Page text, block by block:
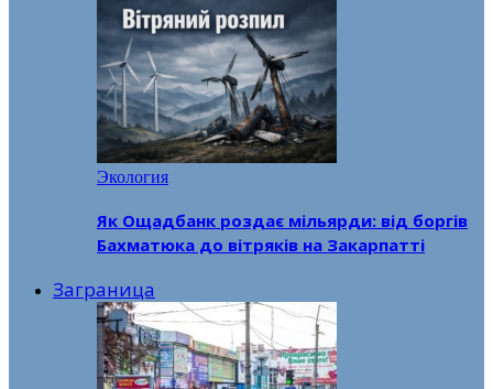
Экология
Як Ощадбанк роздає мільярди: від боргів
Бахматюка до вітряків на Закарпатті
Заграница